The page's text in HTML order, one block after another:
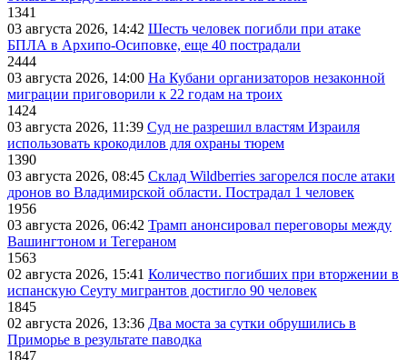
1341
03 августа 2026, 14:42 Шесть человек погибли при атаке
БПЛА в Архипо-Осиповке, еще 40 пострадали
2444
03 августа 2026, 14:00 На Кубани организаторов незаконной
миграции приговорили к 22 годам на троих
1424
03 августа 2026, 11:39 Суд не разрешил властям Израиля
использовать крокодилов для охраны тюрем
1390
03 августа 2026, 08:45 Склад Wildberries загорелся после атаки
дронов во Владимирской области. Пострадал 1 человек
1956
03 августа 2026, 06:42 Трамп анонсировал переговоры между
Вашингтоном и Тегераном
1563
02 августа 2026, 15:41 Количество погибших при вторжении в
испанскую Сеуту мигрантов достигло 90 человек
1845
02 августа 2026, 13:36 Два моста за сутки обрушились в
Приморье в результате паводка
1847